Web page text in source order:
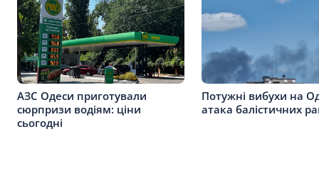
АЗС Одеси приготували
сюрпризи водіям: ціни
сьогодні
Потужні вибухи на
атака балістичних